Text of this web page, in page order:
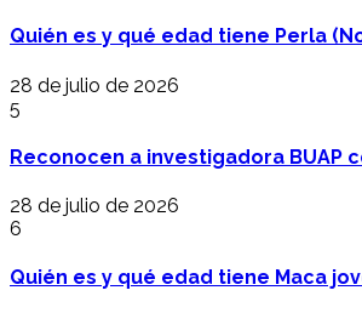
Quién es y qué edad tiene Perla
28 de julio de 2026
5
Reconocen a investigadora BUAP
28 de julio de 2026
6
Quién es y qué edad tiene Maca